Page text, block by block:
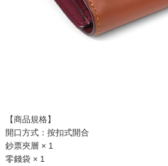
【商品規格】
開口方式：按扣式開合
鈔票夾層 × 1
零錢袋 × 1